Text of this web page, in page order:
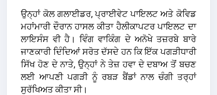
ਉਨ੍ਹਾਂ ਕੋਲ ਗਲਾਈਡਰ, ਪ੍ਰਾਈਵੇਟ ਪਾਇਲਟ ਅਤੇ ਕੋਵਿਡ
ਮਹਾਂਮਾਰੀ ਦੌਰਾਨ ਹਾਸਲ ਕੀਤਾ ਹੈਲੀਕਾਪਟਰ ਪਾਇਲਟ ਦਾ
ਲਾਇਸੰਸ ਵੀ ਹੈ। ਵਿੰਗ ਵਾਕਿੰਗ ਦੇ ਅਨੋਖੇ ਤਜ਼ਰਬੇ ਬਾਰੇ
ਜਾਣਕਾਰੀ ਦਿੰਦਿਆਂ ਸਰੋਤ ਦੱਸਦੇ ਹਨ ਕਿ ਇੱਕ ਪਗੜੀਧਾਰੀ
ਸਿੱਖ ਹੋਣ ਦੇ ਨਾਤੇ, ਉਨ੍ਹਾਂ ਨੇ ਤੇਜ਼ ਹਵਾ ਦੇ ਦਬਾਅ ਤੋਂ ਬਚਣ
ਲਈ ਆਪਣੀ ਪਗੜੀ ਨੂੰ ਰਬੜ ਬੈਂਡਾਂ ਨਾਲ ਚੰਗੀ ਤਰ੍ਹਾਂ
ਸੁਰੱਖਿਅਤ ਕੀਤਾ ਸੀ।